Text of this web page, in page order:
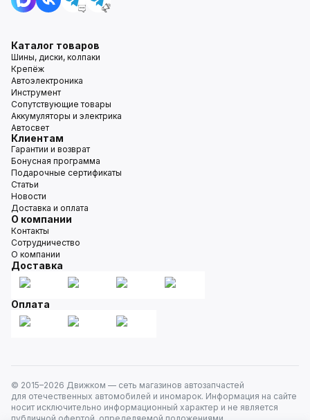
Каталог товаров
Шины, диски, колпаки
Крепёж
Автоэлектроника
Инструмент
Сопутствующие товары
Аккумуляторы и электрика
Автосвет
Клиентам
Гарантии и возврат
Бонусная программа
Подарочные сертификаты
Статьи
Новости
Доставка и оплата
О компании
Контакты
Сотрудничество
О компании
Доставка
Оплата
© 2015–2026 Движком — сеть магазинов автозапчастей
для отечественных автомобилей и иномарок. Информация на сайте
носит исключительно информационный характер и не является